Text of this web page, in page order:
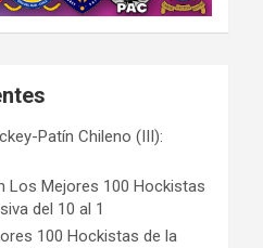
Patín Chileno (III):
Los Mejores 100 Hockistas
del 10 al 1
100 Hockistas de la